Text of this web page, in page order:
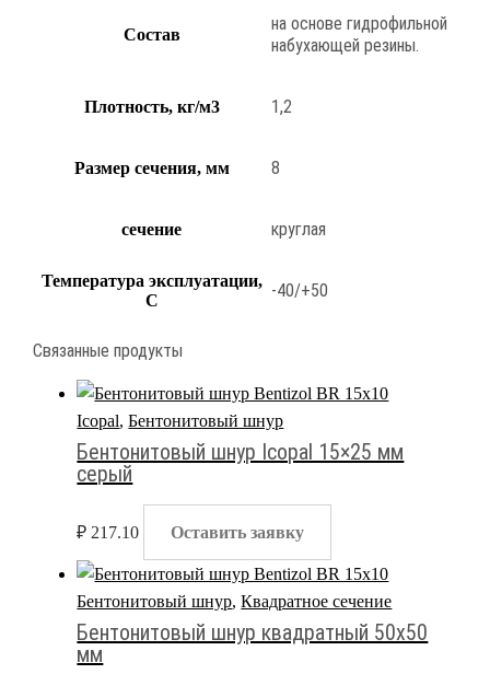
Состав
на основе гидрофильной
набухающей резины.
Плотность, кг/м3 1,2
Размер сечения, мм 8
сечение круглая
Температура эксплуатации,
С
-40/+50
Связанные продукты
Icopal,Бентонитовый шнур
Бентонитовый шнур Icopal 15×25 мм
серый
₽ 217.10 Оставить заявку
Бентонитовый шнур,Квадратное сечение
Бентонитовый шнур квадратный 50х50
мм